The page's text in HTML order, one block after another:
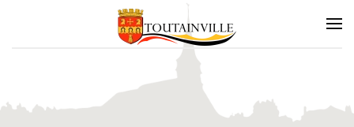
Skip to main content